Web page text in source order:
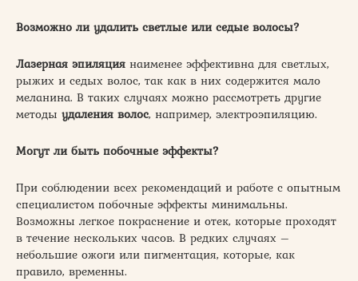
Возможно ли удалить светлые или седые волосы?
Лазерная эпиляция наименее эффективна для светлых,
рыжих и седых волос, так как в них содержится мало
меланина. В таких случаях можно рассмотреть другие
методы удаления волос, например, электроэпиляцию.
Могут ли быть побочные эффекты?
При соблюдении всех рекомендаций и работе с опытным
специалистом побочные эффекты минимальны.
Возможны легкое покраснение и отек, которые проходят
в течение нескольких часов. В редких случаях –
небольшие ожоги или пигментация, которые, как
правило, временны.